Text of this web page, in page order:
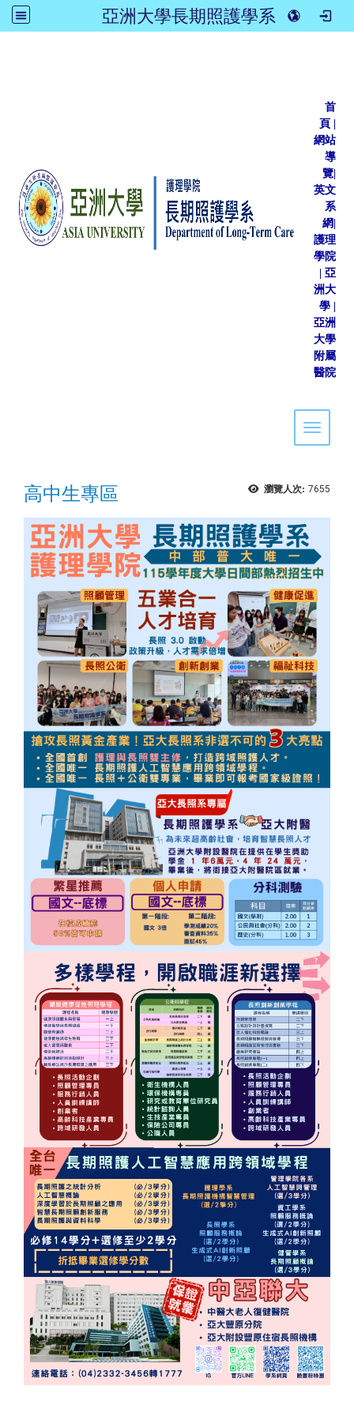
亞洲大學長期照護學系
首
頁 |
網站
導
覽|
英文
系
網|
護理
學院
| 亞
洲大
學 |
亞洲
大學
附屬
醫院
Toggle
瀏覽人次: 7655
高中生專區